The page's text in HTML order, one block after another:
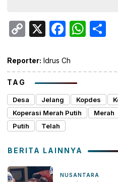
Copy
X
Reporter: Idrus Ch
TAG
Desa Jelang Kopdes
Koperasi Merah Putih
Merah
Putih
Telah
BERITA LAINNYA
NUSANTARA